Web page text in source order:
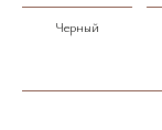
Черный